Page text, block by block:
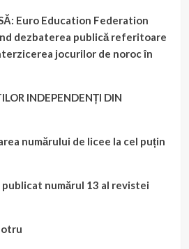
Euro Education Federation
dezbaterea publică referitoare
jocurilor de noroc în
INDEPENDENȚI DIN
numărului de licee la cel puțin
numărul 13 al revistei